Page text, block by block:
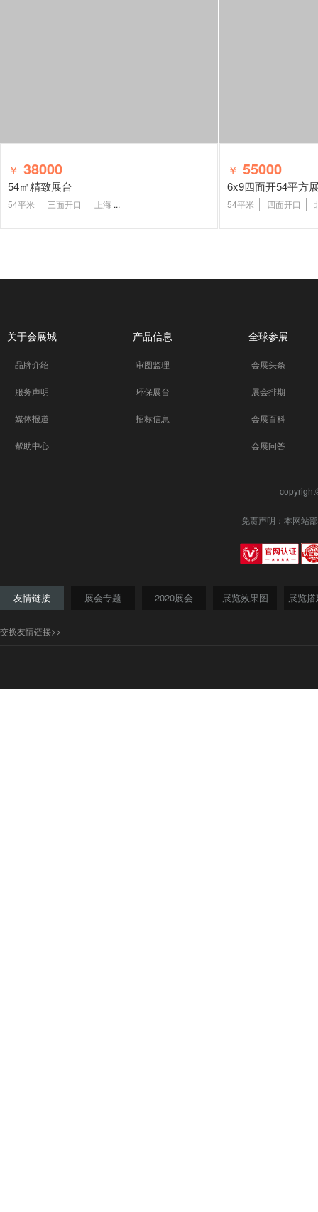
￥ 38000
54㎡精致展台
54平米 三面开口 上海 ...
￥ 55000
6x9四面开54平方
54平米 四面开口
关于会展城
品牌介绍
服务声明
媒体报道
帮助中心
产品信息
审图监理
环保展台
招标信息
全球参展
会展头条
展会排期
会展百科
会展问答
免责声明：本网站
友情链接 展会专题 2020展会 展览效果图 展览
交换友情链接>>